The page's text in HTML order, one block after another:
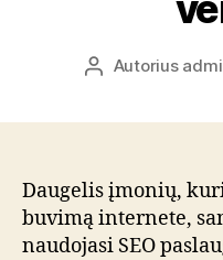
ĮrašoAutorius
Daugelis įmonių,
buvimą internete,
naudojasi SEO